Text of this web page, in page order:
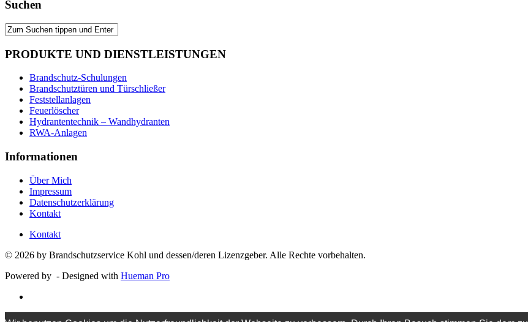
Suchen
PRODUKTE UND DIENSTLEISTUNGEN
Brandschutz-Schulungen
Brandschutztüren und Türschließer
Feststellanlagen
Feuerlöscher
Hydrantentechnik – Wandhydranten
RWA-Anlagen
Informationen
Über Mich
Impressum
Datenschutzerklärung
Kontakt
Kontakt
© 2026 by Brandschutzservice Kohl und dessen/deren Lizenzgeber. Alle Rechte vorbehalten.
Powered by - Designed with Hueman Pro